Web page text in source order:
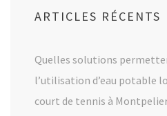
ARTICLES RÉCENTS
Quelles solutions
l’utilisation d’eau potable
court de tennis à